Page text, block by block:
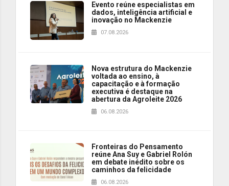
Evento reúne especialistas em
dados, inteligência artificial e
inovação no Mackenzie
07.08.2026
Nova estrutura do Mackenzie
voltada ao ensino, à
capacitação e à formação
executiva é destaque na
abertura da Agroleite 2026
06.08.2026
Fronteiras do Pensamento
reúne Ana Suy e Gabriel Rolón
em debate inédito sobre os
caminhos da felicidade
06.08.2026